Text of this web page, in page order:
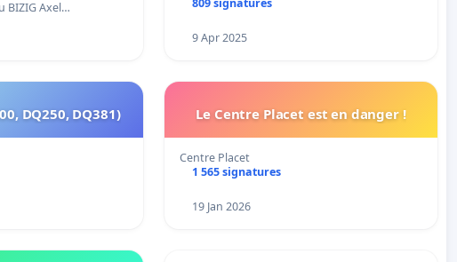
BIZIG Axel…
9 Apr 2025
DQ250, DQ381) Le Centre Placet est en danger !
Centre Placet
1 565 signatures
19 Jan 2026